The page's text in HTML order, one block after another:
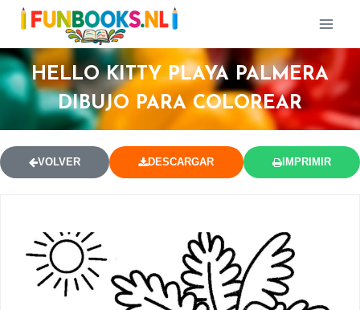
HELLO KITTY PLAYA PALMERA
DIBUJO PARA COLOREAR
VOLVER DESCARGAR IMPRIMIR